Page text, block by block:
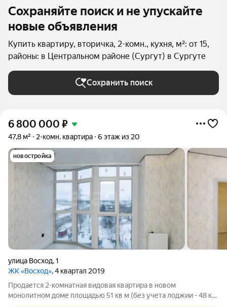
Сохраняйте поиск и не упускайте
новые объявления
Купить квартиру, вторичка, 2-комн., кухня, м²: от 15,
районы: в Центральном районе (Сургут) в Сургуте
Сохранить поиск
6 800 000 ₽
47,8 м² 2-комн. квартира 6 этаж из 20
новостройка
улица Восход,1
ЖК «Восход», 4 квартал 2019
Продается 2-комнатная видовая квартира в новом
монолитном доме площадью 51 кв м (без учета лоджии - 48 кв